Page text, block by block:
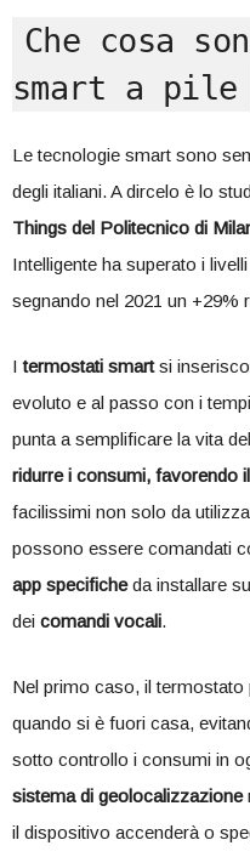
Che cosa
smart a pile
Le tecnologie smart sono
degli italiani. A dircelo è lo
Things del Politecnico di
Intelligente ha superato i
segnando nel 2021 un +29%
I termostati smartsi
evoluto e al passo con i
punta a semplificare la vita
ridurre i consumi, favorendo
facilissimi non solo da
possono essere comandati
app specificheda installare
dei comandi vocali.
Nel primo caso, il
quando si è fuori casa,
sotto controllo i consumi in
sistema di geolocalizzazione
il dispositivo accenderà o